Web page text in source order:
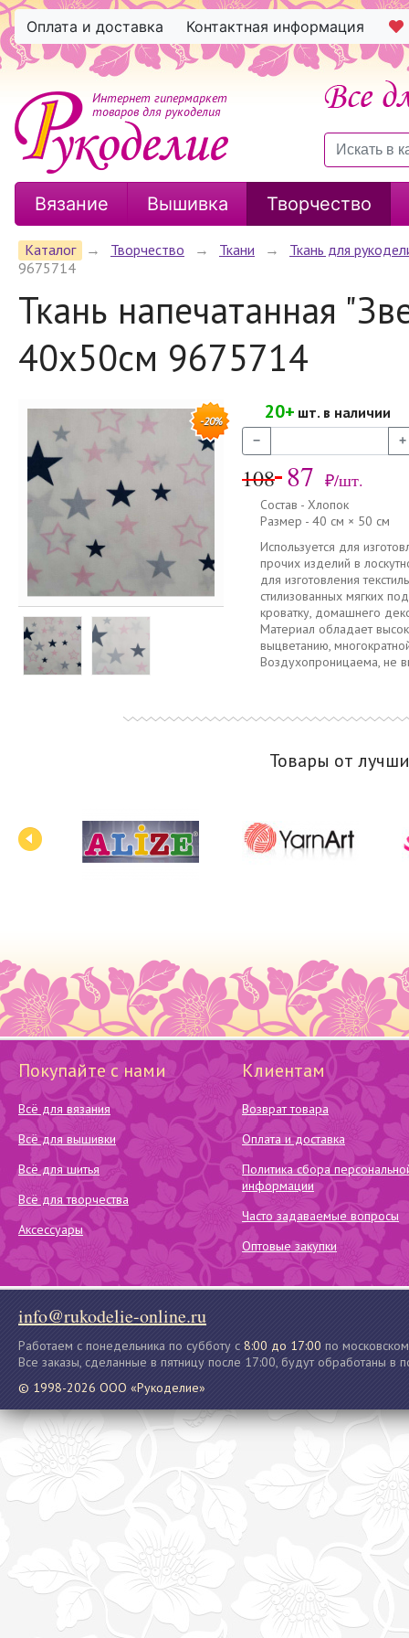
Оплата и доставка Контактная информация
Интернет гипермаркет
товаров для рукоделия
Вязание Вышивка Творчество
Каталог → Творчество → Ткани →
Ткань для
9675714
Ткань напечатанная
40х50см 9675714
-20% 20+ шт. в наличии
− +
108 87 ₽/шт.
Состав - Хлопок
Размер - 40 см × 50 см
Используется для
прочих изделий в
для изготовления
стилизованных мягких
кроватку, домашнего
Материал обладает
выцветанию,
Воздухопроницаема, не
Товары от
Покупайте с нами
Всё для вязания
Всё для вышивки
Всё для шитья
Всё для творчества
Аксессуары
Клиентам
Возврат товара
Оплата и доставка
Политика сбора
информации
Часто задаваемые вопросы
Оптовые закупки
info@rukodelie-online.ru
Работаем с понедельника по субботу с 8:00 до 17:00 по
Все заказы, сделанные в пятницу после 17:00, будут обработаны в
© 1998-2026 ООО «Рукоделие»